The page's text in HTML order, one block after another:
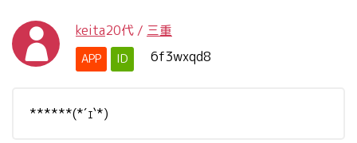
keita20代 / 三重
APP ID 6f3wxqd8
******(*´ｪ`*)